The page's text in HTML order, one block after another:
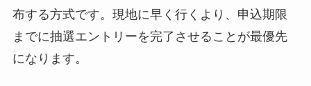
布する方式です。現地に早く行くより、申込期限
までに抽選エントリーを完了させることが最優先
になります。